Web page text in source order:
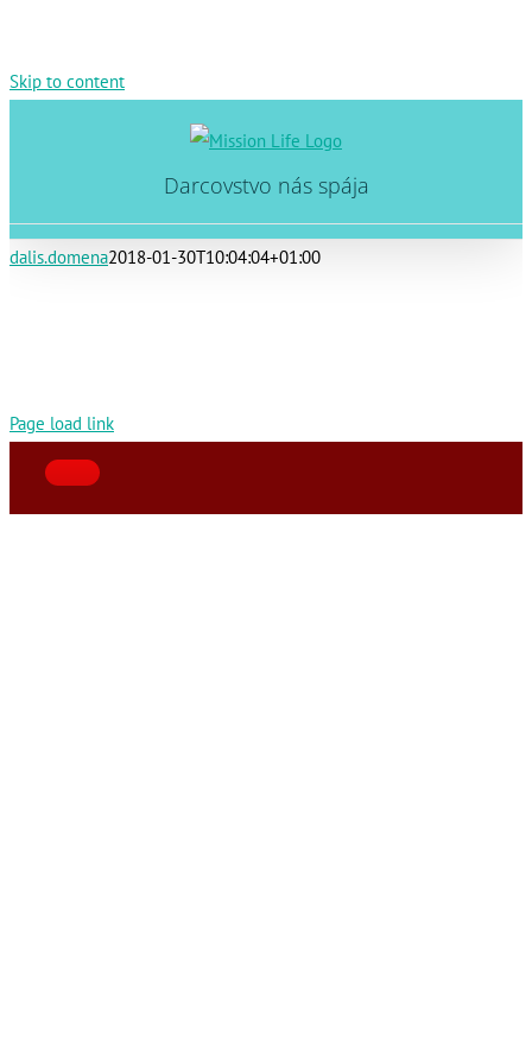
Skip to content
Darcovstvo nás spája
dalis.domena2018-01-30T10:04:04+01:00
Page load link